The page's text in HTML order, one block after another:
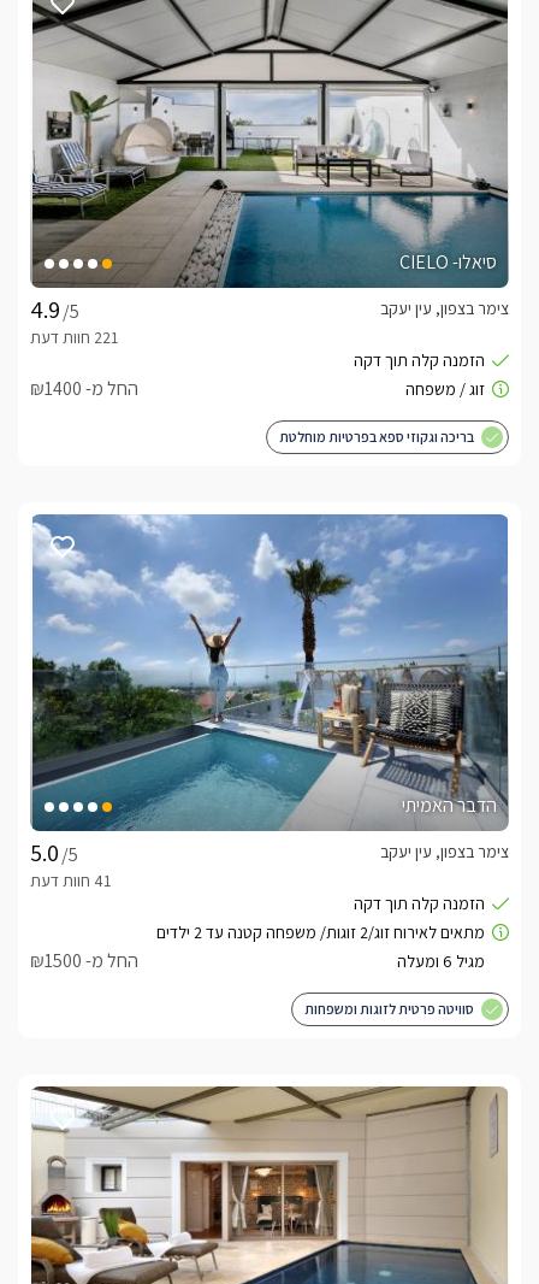
סיאלו- CIELO
/5
צימר בצפון, עין יעקב
החל מ- ₪1400
בריכה וגקוזי ספא בפרטיות מוחלטת
הדבר האמיתי
/5
צימר בצפון, עין יעקב
החל מ- ₪1500
סוויטה פרטית לזוגות ומשפחות